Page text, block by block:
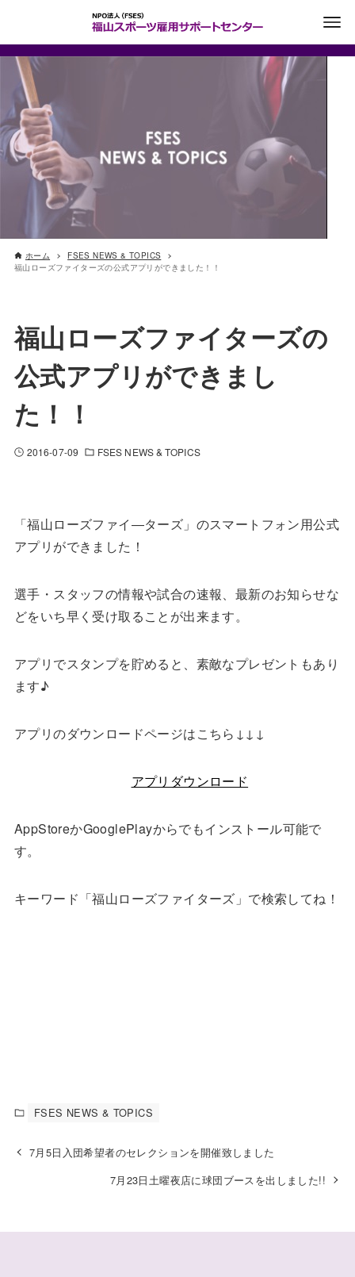
ホーム
FSES NEWS & TOPICS
福山ローズファイターズの公式アプリができました！！
福山ローズファイターズの
公式アプリができまし
た！！
2016-07-09 FSES NEWS & TOPICS
「福山ローズファイ―ターズ」のスマートフォン用公式
アプリができました！
選手・スタッフの情報や試合の速報、最新のお知らせな
どをいち早く受け取ることが出来ます。
アプリでスタンプを貯めると、素敵なプレゼントもあり
ます♪
アプリのダウンロードページはこちら↓↓↓
アプリダウンロード
AppStoreかGooglePlayからでもインストール可能で
す。
キーワード「福山ローズファイターズ」で検索してね！
FSES NEWS & TOPICS
7月5日入団希望者のセレクションを開催致しました
7月23日土曜夜店に球団ブースを出しました!!